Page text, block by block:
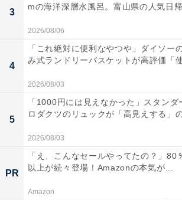
「オーラルB iO9 iOM92B22ACBK」（出典：楽天市
3
mの海洋深層水風呂。富山県の人気日帰
2026/08/06
4
「これ絶対に便利なやつや」ダイソー
み式ランドリーバスケットが高評価「
2026/08/03
5
「1000円には見えなかった」スタンダ
ロダクツのリュックが「高見えする」
2026/08/03
PR
「え、こんなセールやってたの？」80
以上が続々登場！Amazonの本気が...
Amazon